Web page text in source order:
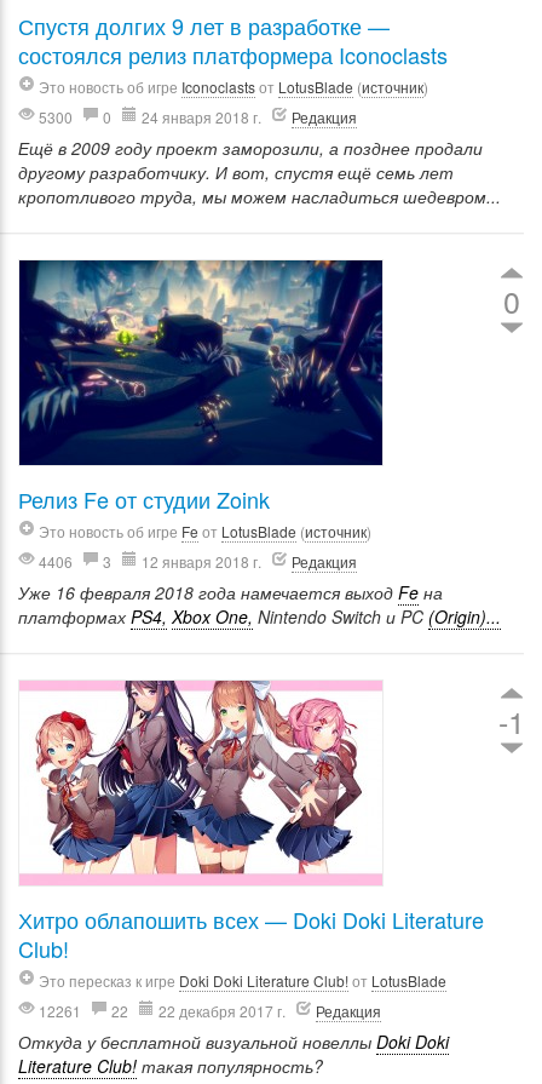
Спустя долгих 9 лет в разработке —
состоялся релиз платформера Iconoclasts
Это новость об игре Iconoclastsот LotusBlade (источник)
5300
0 24 января 2018 г. Редакция
Ещё в 2009 году проект заморозили, а позднее продали
другому разработчику. И вот, спустя ещё семь лет
кропотливого труда, мы можем насладиться шедевром...
0
Релиз Fe от студии Zoink
Это новость об игре Fe от LotusBlade (источник)
4406
3 12 января 2018 г. Редакция
Уже 16 февраля 2018 года намечается выход Fe на
платформах PS4, Xbox One, Nintendo Switch и PC (Origin)...
-1
Хитро облапошить всех — Doki Doki Literature
Club!
Это пересказ к игре Doki Doki Literature Club!от LotusBlade
12261
22 22 декабря 2017 г. Редакция
Откуда у бесплатной визуальной новеллы Doki Doki
Literature Club! такая популярность?